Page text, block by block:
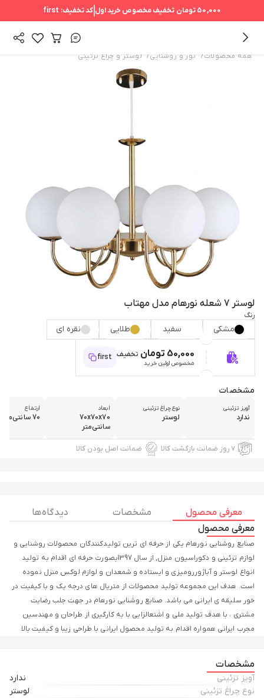
50,000 تومان تخفیف مخصوص خرید اول کد تخفیف: first
همه محصولات/ نور و روشنایی/ لوستر و چراغ تزئینی
لوستر 7 شعله نورهام مدل مهتاب
رنگ
مشکی سفید طلایی نقره ای
50,000 تومان تخفیف
مخصوص اولین خرید
first
مشخصات
آویز تزئینی
ندارد
نوع چراغ تزئینی
لوستر
ابعاد
70x70x70
سانتی‌متر
ارتفاع
70 سانتی‌متر
۷ روز ضمانت بازگشت کالا ضمانت اصل بودن کالا
معرفی محصول مشخصات
دیدگاه ها
معرفی محصول
صنایع روشنایی نورهام یکی از حرفه ای ترین تولیدکنندگان محصولات روشنایی و
لوازم تزئینی و دکوراسیون منزل, از سال 1397بصورت حرفه ای اقدام به تولید
انواع لوستر و آباژوررومیزی و ایستاده و شمعدان و لوازم لوکس منزل نموده
است. هدف این مجموعه تولید محصولات از متریال های درجه یک و با کیفیت در
خور سلیقه ی ایرانی می باشد. صنایع روشنایی نورهام در جهت جلب رضایت
مشتری ، با هدف تولید ملی و اشتعالزایی با به کارگیری از طراحان و مهندسین
مجرب ایرانی همواره اقدام به تولید محصول ایرانی با طراحی زیبا و کیفیت بالا
و نشیمن و اتاق خواب و آشپزخانه می باشد. , این محصول با تنوع رنگی برای
تطبیق با دکوراسیون فضای منزل شما می باشد . جنس محصول فلز با پوشش
مشخصات
آویز تزئینی
ندارد
نوع چراغ تزئینی
لوستر